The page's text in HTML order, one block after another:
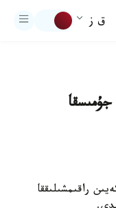
ق ز
461 ازامات جۇمىسقا
راقىمشىلىققا